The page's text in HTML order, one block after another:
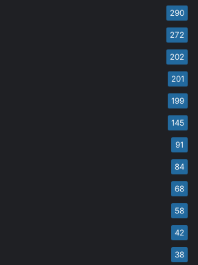
290
272
202
201
199
145
91
84
68
58
42
38